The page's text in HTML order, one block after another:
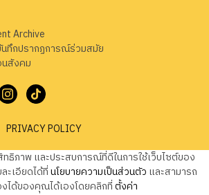
Archive
ทึกปรากฏการณ์ร่วมสมัย
นสังคม
PRIVACY POLICY
ธิภาพ และประสบการณ์ที่ดีในการใช้เว็บไซต์ของ
เอียดได้ที่นโยบายความเป็นส่วนตัว และสามารถ
ได้ของคุณได้เองโดยคลิกที่ตั้งค่า